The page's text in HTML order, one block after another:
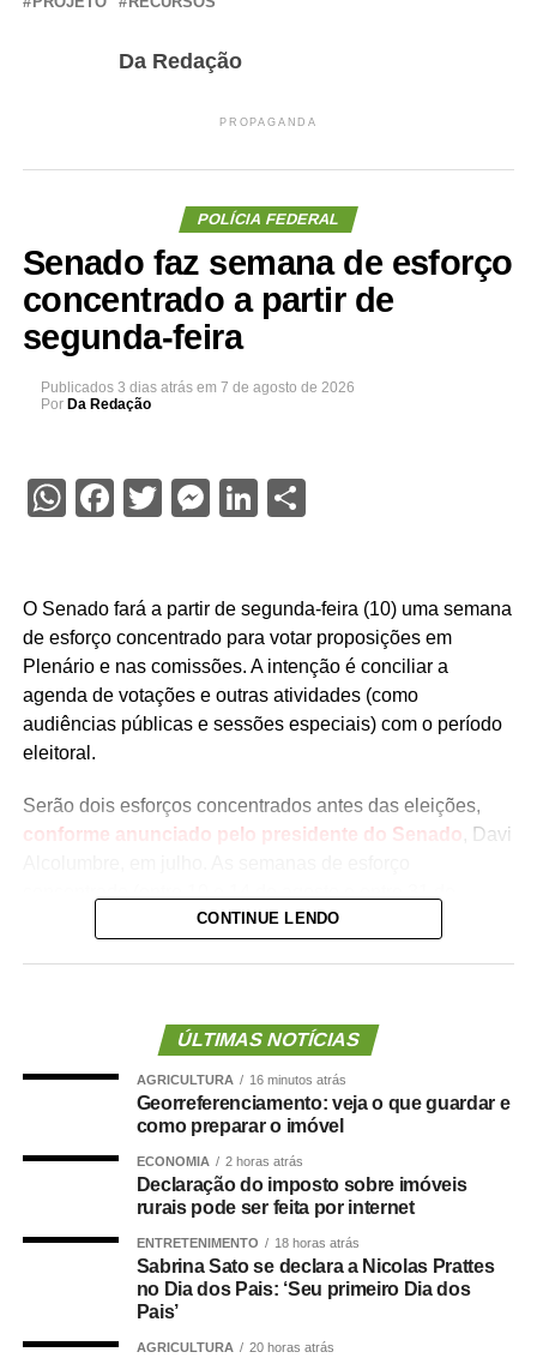
Da Redação
PROPAGANDA
POLÍCIA FEDERAL
Senado faz semana de esforço
concentrado a partir de
segunda-feira
Publicados 3 dias atrás em 7 de agosto de 2026
Por Da Redação
WhatsApp
Facebook
Twitter
Messenger
LinkedIn
Share
O Senado fará a partir de segunda-feira (10) uma semana
de esforço concentrado para votar proposições em
Plenário e nas comissões. A intenção é conciliar a
agenda de votações e outras atividades (como
audiências públicas e sessões especiais) com o período
eleitoral.
Serão dois esforços concentrados antes das eleições,
conforme anunciado pelo presidente do Senado , Davi
agosto e 3 de setembro) devem coincidir com os esforços
Presidência do Senado, mas quatro medidas provisórias
(MPs) aguardam votação dos senadores e podem entrar
na ordem do dia. Todas as medidas tratam de crédito
extraordinário. Uma delas vence antes do segundo
isso, precisa ser votada em breve para não perder a
A medida com vencimento próximo é a MP 1.351/2026
que prevê subvenção econômica de R$ 330 milhões para
empresas importadoras de gás liquefeito de petróleo, o
gás de cozinha. A medida integra o pacote do governo
CONTINUE LENDO
ÚLTIMAS NOTÍCIAS
AGRICULTURA 16 minutos atrás
Georreferenciamento: veja o que guardar e
como preparar o imóvel
ECONOMIA 2 horas atrás
Declaração do imposto sobre imóveis
rurais pode ser feita por internet
ENTRETENIMENTO 18 horas atrás
Sabrina Sato se declara a Nicolas Prattes
no Dia dos Pais: ‘Seu primeiro Dia dos
Pais’
AGRICULTURA 20 horas atrás